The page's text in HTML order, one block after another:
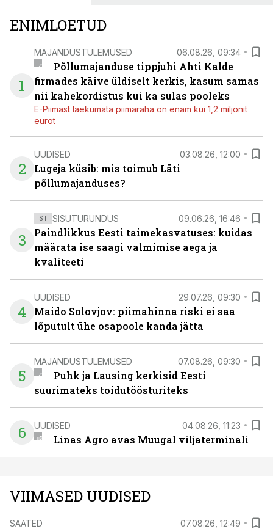
ENIMLOETUD
1
MAJANDUSTULEMUSED 06.08.26, 09:34
Põllumajanduse tippjuhi Ahti Kalde
firmades käive üldiselt kerkis, kasum samas
nii kahekordistus kui ka sulas pooleks
E-Piimast laekumata piimaraha on enam kui 1,2 miljonit
eurot
2
UUDISED 03.08.26, 12:00
Lugeja küsib: mis toimub Läti
põllumajanduses?
3
ST SISUTURUNDUS 09.06.26, 16:46
Paindlikkus Eesti taimekasvatuses: kuidas
määrata ise saagi valmimise aega ja
kvaliteeti
4
UUDISED 29.07.26, 09:30
Maido Solovjov: piimahinna riski ei saa
lõputult ühe osapoole kanda jätta
5
MAJANDUSTULEMUSED 07.08.26, 09:30
Puhk ja Lausing kerkisid Eesti
suurimateks toidutöösturiteks
6 UUDISED 04.08.26, 11:23
Linas Agro avas Muugal viljaterminali
VIIMASED UUDISED
SAATED 07.08.26, 12:49